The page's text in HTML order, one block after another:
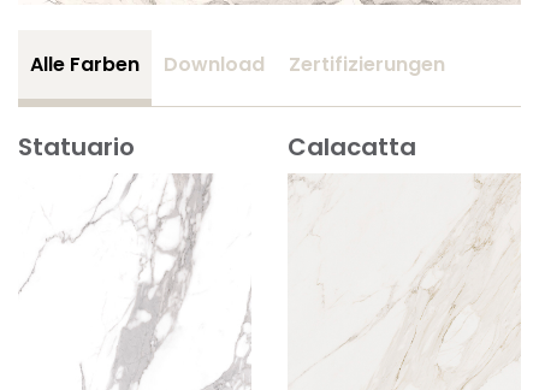
Alle Farben Download Zertifizierungen
Statuario Calacatta